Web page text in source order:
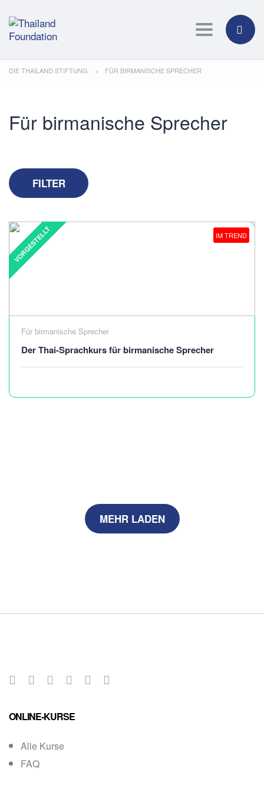
Toggle
DIE THAILAND STIFTUNG > FÜR BIRMANISCHE SPRECHER
Für birmanische Sprecher
FILTER
VORGESTELLT IM TREND
Für birmanische Sprecher
Der Thai-Sprachkurs für birmanische Sprecher
MEHR LADEN
ONLINE-KURSE
Alle Kurse
FAQ